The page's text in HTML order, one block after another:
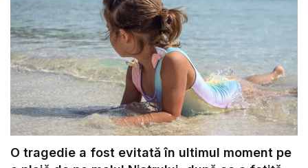
O tragedie a fost evitată în ultimul moment pe